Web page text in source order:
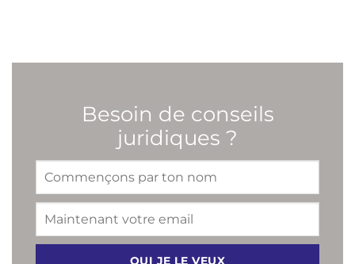
Besoin de conseils
juridiques ?